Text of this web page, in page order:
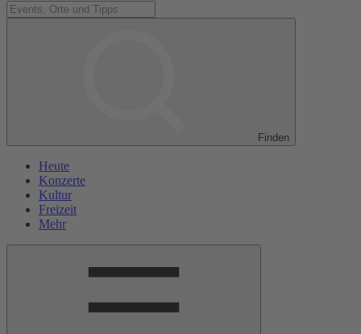
Finden
Heute
Konzerte
Kultur
Freizeit
Mehr